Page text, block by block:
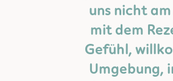
uns nicht
mit dem
Gefühl,
Umgebung,